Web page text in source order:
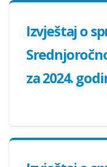
Izvještaj o
za 2024.